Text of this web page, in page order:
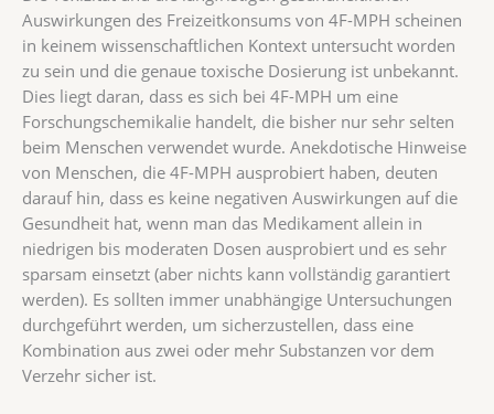
Auswirkungen des Freizeitkonsums von 4F-MPH scheinen
in keinem wissenschaftlichen Kontext untersucht worden
zu sein und die genaue toxische Dosierung ist unbekannt.
Dies liegt daran, dass es sich bei 4F-MPH um eine
Forschungschemikalie handelt, die bisher nur sehr selten
beim Menschen verwendet wurde. Anekdotische Hinweise
von Menschen, die 4F-MPH ausprobiert haben, deuten
darauf hin, dass es keine negativen Auswirkungen auf die
Gesundheit hat, wenn man das Medikament allein in
niedrigen bis moderaten Dosen ausprobiert und es sehr
sparsam einsetzt (aber nichts kann vollständig garantiert
werden). Es sollten immer unabhängige Untersuchungen
durchgeführt werden, um sicherzustellen, dass eine
Kombination aus zwei oder mehr Substanzen vor dem
Verzehr sicher ist.